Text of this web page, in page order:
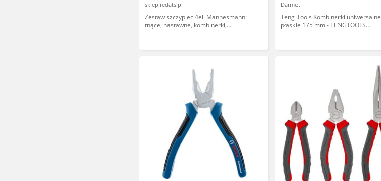
sklep.redats.pl
Zestaw szczypiec 4el. Mannesmann:
tnące, nastawne, kombinerki,
Darmet
Teng Tools Kombinerki uniwersalne
płaskie 175 mm - TENGTOOLS